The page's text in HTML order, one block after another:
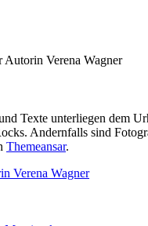
Autorin Verena Wagner
Texte unterliegen dem
Andernfalls sind
Themeansar.
Verena Wagner